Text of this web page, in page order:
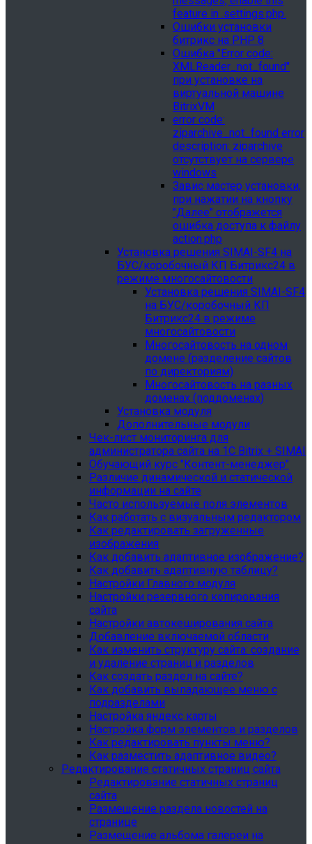
feature in .settings.php.
Ошибки установки
битрикс на PHP 8
Ошибка "Error сode:
XMLReader_not_found"
при установке на
виртуальной машине
BitrixVM
error сode:
ziparchive_not_found error
description: ziparchive
отсутствует на сервере
windows
Завис мастер установки,
при нажатии на кнопку
"Далее" отображется
ошибка доступа к файлу
action.php
Установка решения SIMAI-SF4 на
БУС/коробочный КП Битрикс24 в
режиме многосайтовости
Установка решения SIMAI-SF4
на БУС/коробочный КП
Битрикс24 в режиме
многосайтовости
Многосайтовость на одном
домене (разделение сайтов
по директориям)
Многосайтовость на разных
доменах (поддоменах)
Установка модуля
Дополнительные модули
Чек-лист мониторинга для
администратора сайта на 1С Bitrix + SIMAI
Обучающий курс "Контент-менеджер"
Различие динамической и статической
информации на сайте
Часто используемые поля элементов
Как работать с визуальным редактором
Как редактировать загруженные
изображения
Как добавить адаптивное изображение?
Как добавить адаптивную таблицу?
Настройки Главного модуля
Настройки резервного копирования
сайта
Настройки автокеширования сайта
Добавление включаемой области
Как изменить структуру сайта: создание
и удаление страниц и разделов
Как создать раздел на сайте?
Как добавить выпадающее меню с
подразделами
Настройка яндекс карты
Настройка форм элементов и разделов
Как редактировать пункты меню?
Как разместить адаптивное видео?
Редактирование статичных страниц сайта
Редактирование статичных страниц
сайта
Размещение раздела новостей на
странице
Размещение альбома галереи на